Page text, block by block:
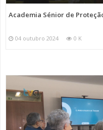
Academia Sénior de
04 outubro 2024 0 K